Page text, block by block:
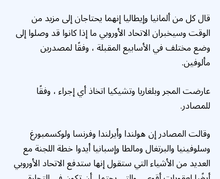
قال كل من ألمانيا وإيطاليا إنهما يحتاجان إلى مزيد من
الوقت وسيخبران الاتحاد الأوروبي ما إذا كانوا قد وصلوا إلى
وضع مختلف في الأسابيع المقبلة ، وفقًا لمصدرين
مألوفين.
عارضت المجر وبلغاريا وتشيكيا اتخاذ أي إجراء ، وفقًا
للمصادر.
وقالت المصادر إن هولندا وأيرلندا وفرنسا ولوكسمبورغ
وسلوفينيا والبرتغال ومالطا وإسبانيا أيدوا خطة اللجنة مع
العديد من الأشياء التي ستقول إنها ستدفع الاتحاد الأوروبي